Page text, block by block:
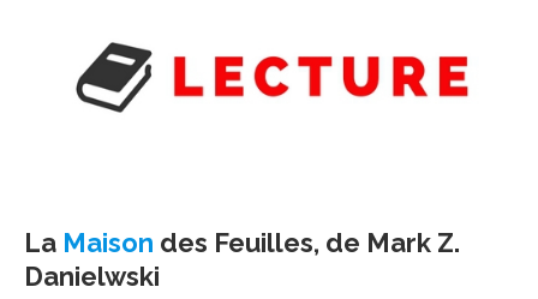
La Maison des Feuilles, de Mark Z.
Danielwski